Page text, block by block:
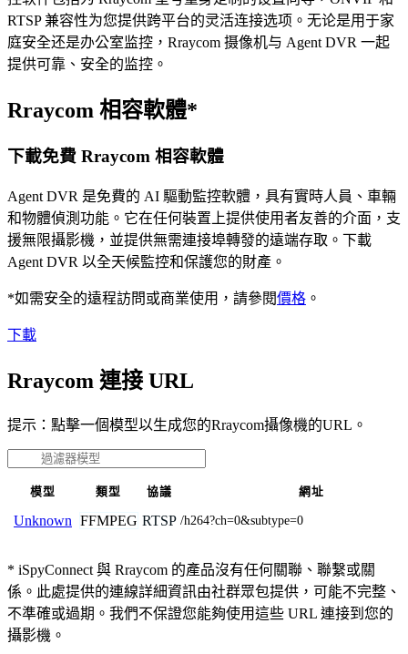
RTSP 兼容性为您提供跨平台的灵活连接选项。无论是用于家
庭安全还是办公室监控，Rraycom 摄像机与 Agent DVR 一起
提供可靠、安全的监控。
Rraycom 相容軟體*
下載免費 Rraycom 相容軟體
Agent DVR 是免費的 AI 驅動監控軟體，具有實時人員、車輛
和物體偵測功能。它在任何裝置上提供使用者友善的介面，支
援無限攝影機，並提供無需連接埠轉發的遠端存取。下載
Agent DVR 以全天候監控和保護您的財產。
*如需安全的遠程訪問或商業使用，請參閱價格 。
下載
Rraycom 連接 URL
提示：點擊一個模型以生成您的Rraycom攝像機的URL。
模型 類型 協議 網址
Unknown FFMPEG RTSP /h264?ch=0&subtype=0
* iSpyConnect 與 Rraycom 的產品沒有任何關聯、聯繫或關
係。此處提供的連線詳細資訊由社群眾包提供，可能不完整、
不準確或過期。我們不保證您能夠使用這些 URL 連接到您的
攝影機。